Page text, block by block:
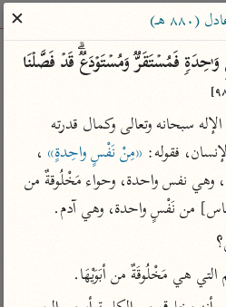
القرآن والعلم الشرعي
القرآني
Type 2 or
للقنوجي
للشوكاني
المختصر في
هـ)
✕
فقوله: «مِنْ نَفْسٍ واحِدةٍ»
من نَفْسٍ واحدة، وهي آدم.
هي مَخْلُوقَةٌ من أبَوَيْهَا.